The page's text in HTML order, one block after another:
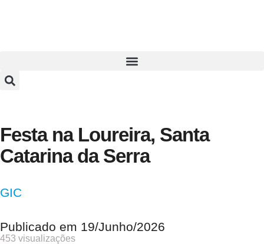
Festa na Loureira, Santa
Catarina da Serra
GIC
Publicado em 19/Junho/2026
453 visualizações